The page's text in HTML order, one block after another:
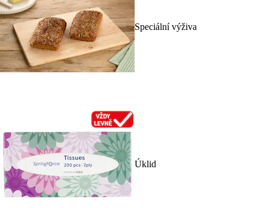
Speciální výživa
Úklid